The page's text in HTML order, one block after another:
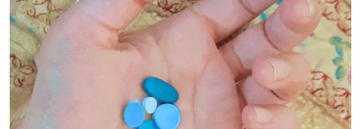
disiasat pihak berkuasa undang-undang di
AS, termasuk dakwaan harga dinaikkan
secara tidak wajar serta penjualan yang
mengelirukan peminat.